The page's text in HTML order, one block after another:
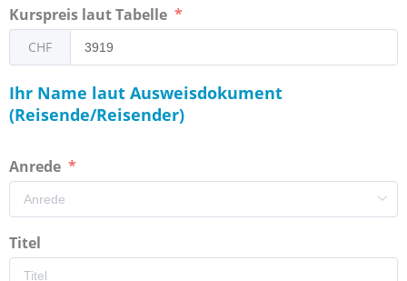
Kurspreis laut Tabelle
CHF
Ihr Name laut Ausweisdokument
(Reisende/Reisender)
Anrede
Titel